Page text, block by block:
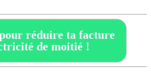
réduire ta facture
de moitié !